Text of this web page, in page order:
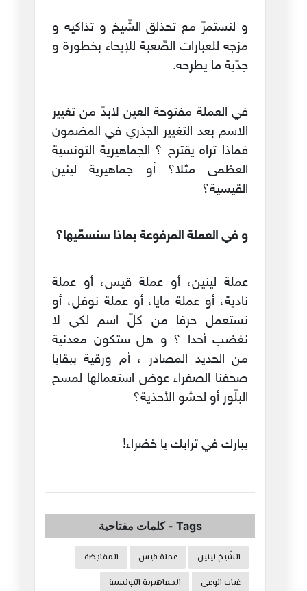
و لنستمرّ مع تحذلق الشّيخ و تذاكيه و
مزجه للعبارات الصّعبة للإيحاء بخطورة و
جدّية ما يطرحه.
في العملة مفتوحة العين لابدّ من تغيير
الاسم بعد التغيير الجذري في المضمون
فماذا تراه يقترح ؟ الجماهيرية التونسية
العظمى مثلا؟ أو جماهيرية لينين
القيسية؟
و في العملة المرفوعة بماذا سنسمّيها؟
عملة لينين، أو عملة قيس، أو عملة
نادية، أو عملة مايا، أو عملة نوفل، أو
نستعمل حرفا من كلّ اسم لكي لا
نغضب أحدا ؟ و هل ستكون معدنية
من الحديد المصادر ، أم ورقية ببقايا
صحفنا الصفراء عوض استعمالها لمسح
البلّور أو لحشو الأحذية؟
يبارك في ترابك يا خضراء!
Tags
-كلمات مفتاحية
الشّيخ لينين عملة قيس
المقايضة
غياب الوعي
الجماهيرية التونسية